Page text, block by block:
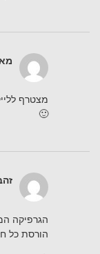
מצטרף
🙂
הגרפיקה
הורסת כל